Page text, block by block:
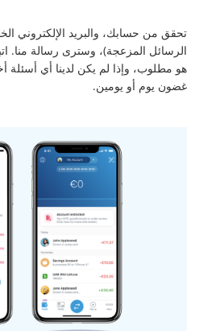
تحقق من حسابك، والبريد الإلكتروني
الرسائل المزعجة)، وسترى رسالة منا.
هو مطلوب، وإذا لم يكن لدينا أي
غضون يوم أو يومين.